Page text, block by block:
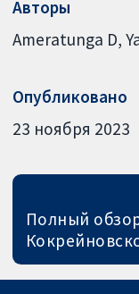
Авторы
Ameratunga D
Опубликовано
23 ноября 2023
Полный